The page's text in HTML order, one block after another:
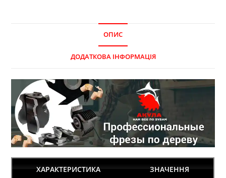
ОПИС
ДОДАТКОВА ІНФОРМАЦІЯ
ХАРАКТЕРИСТИКА ЗНАЧЕННЯ